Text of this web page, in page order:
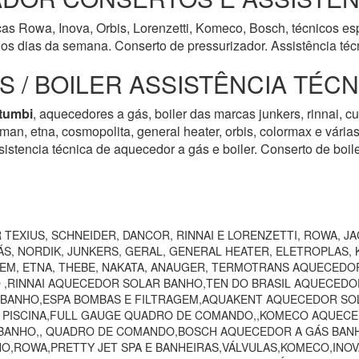
Rowa, Inova, Orbis, Lorenzetti, Komeco, Bosch, técnicos
dias da semana. Conserto de pressurizador. Assistência
/ BOILER ASSISTÊNCIA
, aquecedores a gás, boiler das marcas junkers, rinnai,
etna, cosmopolita, general heater, orbis, colormax e
técnica de aquecedor a gás e boiler. Conserto de
SCHNEIDER, DANCOR, RINNAI E LORENZETTI, ROWA,
NORDIK, JUNKERS, GERAL, GENERAL HEATER,
ETNA, THEBE, NAKATA, ANAUGER, TERMOTRANS
AQUECEDOR SOLAR BANHO,TEN DO BRASIL
BOMBAS E FILTRAGEM,AQUAKENT AQUECEDOR
GAUGE QUADRO DE COMANDO,,KOMECO
QUADRO DE COMANDO,BOSCH AQUECEDOR A GÁS
JET SPA E